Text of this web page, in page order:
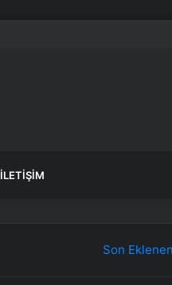
İLETIŞIM
Son Eklenen